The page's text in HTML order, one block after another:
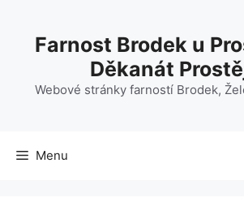
obsahFarnost Brodek u
Děkanát
Webové stránky farností Brodek,
Menu